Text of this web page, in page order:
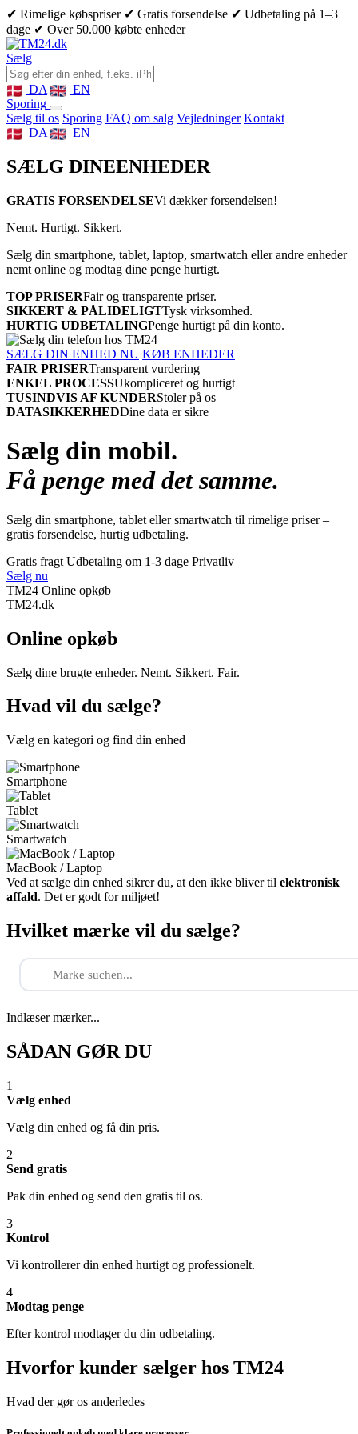
✔ Rimelige købspriser ✔ Gratis forsendelse ✔ Udbetaling på 1–3
dage ✔ Over 50.000 købte enheder
Sælg
DA
EN
Sporing
Sælg til os Sporing FAQ om salg Vejledninger Kontakt
DA
EN
SÆLG DINEENHEDER
GRATIS FORSENDELSEVi dækker forsendelsen!
Nemt. Hurtigt. Sikkert.
Sælg din smartphone, tablet, laptop, smartwatch eller andre enheder
nemt online og modtag dine penge hurtigt.
TOP PRISERFair og transparente priser.
SIKKERT & PÅLIDELIGTTysk virksomhed.
HURTIG UDBETALINGPenge hurtigt på din konto.
SÆLG DIN ENHED NU KØB ENHEDER
FAIR PRISERTransparent vurdering
ENKEL PROCESSUkompliceret og hurtigt
TUSINDVIS AF KUNDERStoler på os
DATASIKKERHEDDine data er sikre
Sælg din mobil.
Få penge med det samme.
Sælg din smartphone, tablet eller smartwatch til rimelige priser –
gratis forsendelse, hurtig udbetaling.
Gratis fragt Udbetaling om 1-3 dage Privatliv
Sælg nu
TM24 Online opkøb
TM24.dk
Online opkøb
Sælg dine brugte enheder. Nemt. Sikkert. Fair.
Hvad vil du sælge?
Vælg en kategori og find din enhed
Smartphone
Tablet
Smartwatch
MacBook / Laptop
Ved at sælge din enhed sikrer du, at den ikke bliver til elektronisk
affald. Det er godt for miljøet!
Hvilket mærke vil du sælge?
Indlæser mærker...
SÅDAN GØR DU
1
Vælg enhed
Vælg din enhed og få din pris.
2
Send gratis
Pak din enhed og send den gratis til os.
3
Kontrol
Vi kontrollerer din enhed hurtigt og professionelt.
4
Modtag penge
Efter kontrol modtager du din udbetaling.
Hvorfor kunder sælger hos TM24
Hvad der gør os anderledes